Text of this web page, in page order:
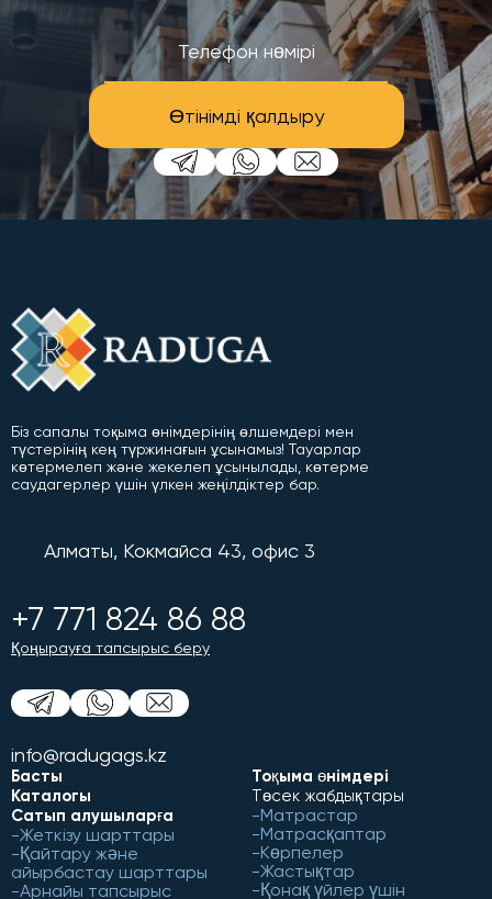
Өтінімді қалдыру
Біз сапалы тоқыма өнімдерінің өлшемдері мен
түстерінің кең түржинағын ұсынамыз! Тауарлар
көтермелеп және жекелеп ұсынылады, көтерме
саудагерлер үшін үлкен жеңілдіктер бар.
Алматы, Кокмайса 43, офис 3
+7 771 824 86 88
Қоңырауға тапсырыс беру
info@radugags.kz
Басты
Каталогы
Сатып алушыларға
Жеткізу шарттары
Қайтару және
айырбастау шарттары
Арнайы тапсырыс
Тоқыма өнімдері
Төсек жабдықтары
Матрастар
Матрасқаптар
Көрпелер
Жастықтар
Қонақ үйлер үшін